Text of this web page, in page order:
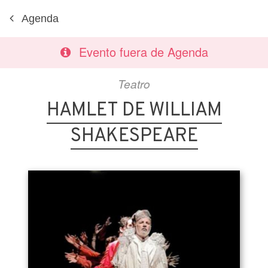
Agenda
Evento fuera de Agenda
Teatro
HAMLET DE WILLIAM
SHAKESPEARE